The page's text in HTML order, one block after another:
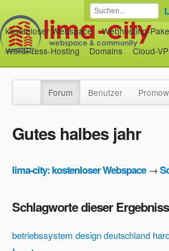
kostenloser Webspace
Webhosting-
WordPress-Hosting
Domains Cloud-
Forum Benutzer
Gutes halbes jahr
lima-city: kostenloser Webspace→
Schlagworte dieser
betriebssystem design deutschland